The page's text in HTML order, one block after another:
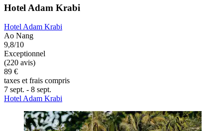
Hotel Adam Krabi
Hotel Adam Krabi
Ao Nang
9,8/10
Exceptionnel
(220 avis)
89 €
taxes et frais compris
7 sept. - 8 sept.
Hotel Adam Krabi